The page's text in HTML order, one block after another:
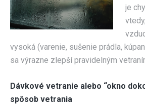
je
vysoká (varenie, sušenie prádla,
sa výrazne zlepší pravidelným
Dávkové vetranie alebo “okno
spôsob vetrania